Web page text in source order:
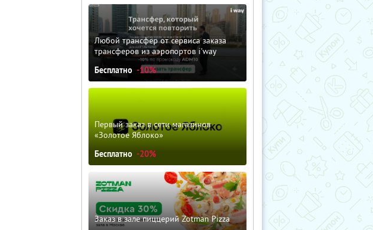
Любой трансфер от сервиса заказа
трансферов из аэропортов i'way
Бесплатно -10%
Первый заказ в сети магазинов
«Золотое Яблоко»
Бесплатно -20%
Заказ в зале пиццерий Zotman Pizza